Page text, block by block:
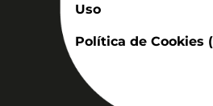
Uso
Política de Cookies